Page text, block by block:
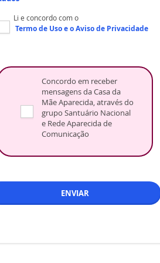
Li e concordo com o
Termo de Usoe oAviso de Privacidade
Concordo em receber
mensagens da Casa da
Mãe Aparecida, através do
grupo Santuário Nacional
e Rede Aparecida de
Comunicação
ENVIAR